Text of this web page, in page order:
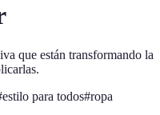
que están transformando la
estilo para todos#ropa